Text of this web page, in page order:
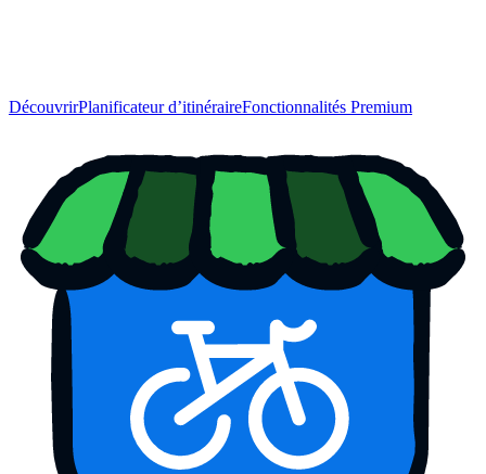
DécouvrirPlanificateur d’itinéraireFonctionnalités Premium